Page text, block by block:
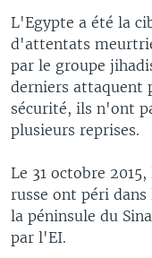
L'Egypte a été la
d'attentats
par le groupe
derniers attaquent
sécurité, ils n'ont
plusieurs reprises.
Le 31 octobre
russe ont péri
la péninsule du
par l'EI.